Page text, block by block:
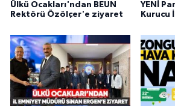
Ülkü Ocakları'ndan BEUN
Rektörü Özölçer'e ziyaret
YENİ
Kurucu